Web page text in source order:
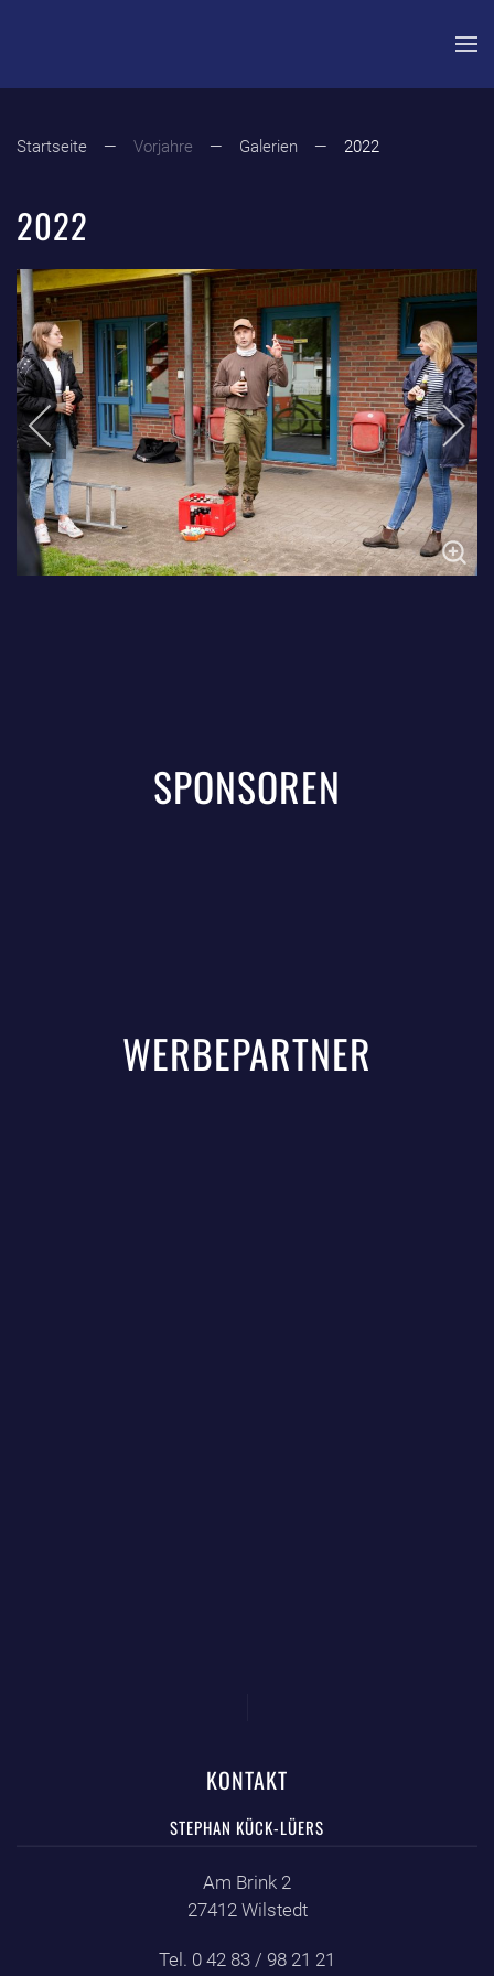
Startseite Vorjahre Galerien 2022
2022
SPONSOREN
WERBEPARTNER
KONTAKT
STEPHAN KÜCK-LÜERS
Am Brink 2
27412 Wilstedt
Tel. 0 42 83 / 98 21 21